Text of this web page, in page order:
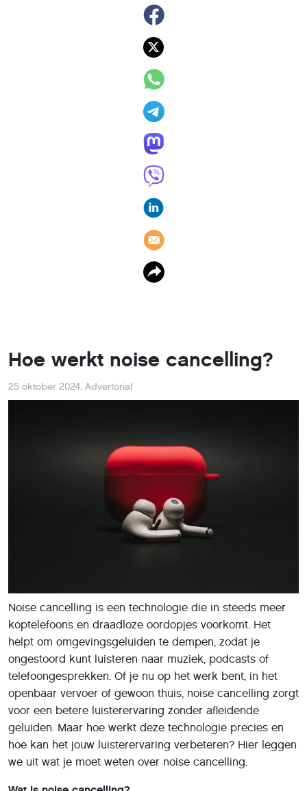
Hoe werkt noise cancelling?
25 oktober 2024, Advertorial
Noise cancelling is een technologie die in steeds meer
koptelefoons en draadloze oordopjes voorkomt. Het
helpt om omgevingsgeluiden te dempen, zodat je
ongestoord kunt luisteren naar muziek, podcasts of
telefoongesprekken. Of je nu op het werk bent, in het
openbaar vervoer of gewoon thuis, noise cancelling zorgt
voor een betere luisterervaring zonder afleidende
geluiden. Maar hoe werkt deze technologie precies en
hoe kan het jouw luisterervaring verbeteren? Hier leggen
we uit wat je moet weten over noise cancelling.